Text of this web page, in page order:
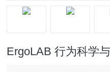
ErgoLAB 行为科学